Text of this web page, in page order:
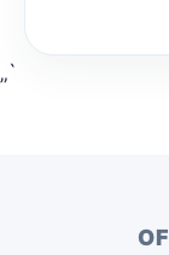
„`